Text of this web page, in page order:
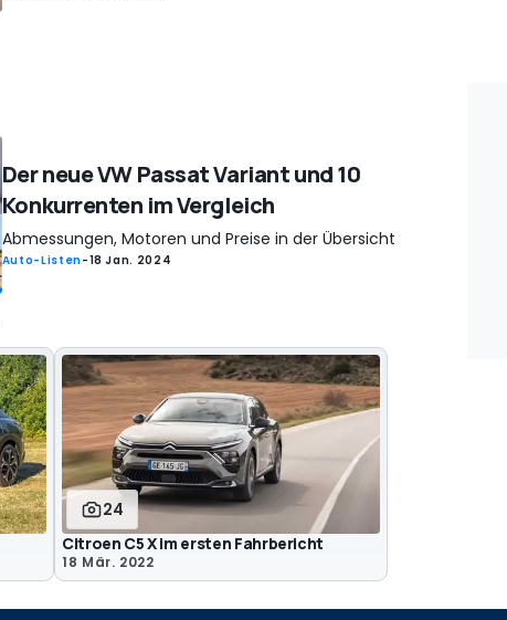
Der neue VW Passat Variant und 10
Konkurrenten im Vergleich
Abmessungen, Motoren und Preise in der Übersicht
Auto-Listen-18 Jan. 2024
24
Citroen C5 X im ersten Fahrbericht
18 Mär. 2022